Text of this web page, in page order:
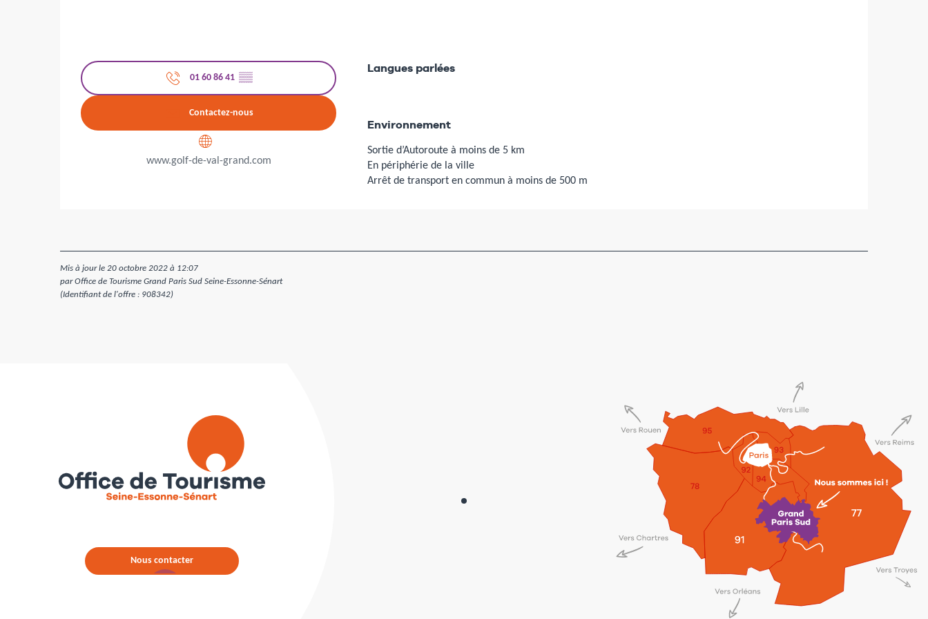
01 60 86 41 ▒▒
Contactez-nous
www.golf-de-val-grand.com
Langues parlées
Langues parlées
Environnement
Environnement
Sortie d’Autoroute à moins de 5 km
En périphérie de la ville
Arrêt de transport en commun à moins de 500 m
Mis à jour le 20 octobre 2022 à 12:07
par Office de Tourisme Grand Paris Sud Seine-Essonne-Sénart
(Identifiant de l'offre : 908342)
Nous contacter